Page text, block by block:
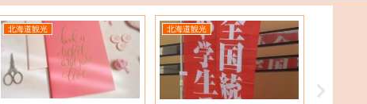
北海道観光 北海道観光